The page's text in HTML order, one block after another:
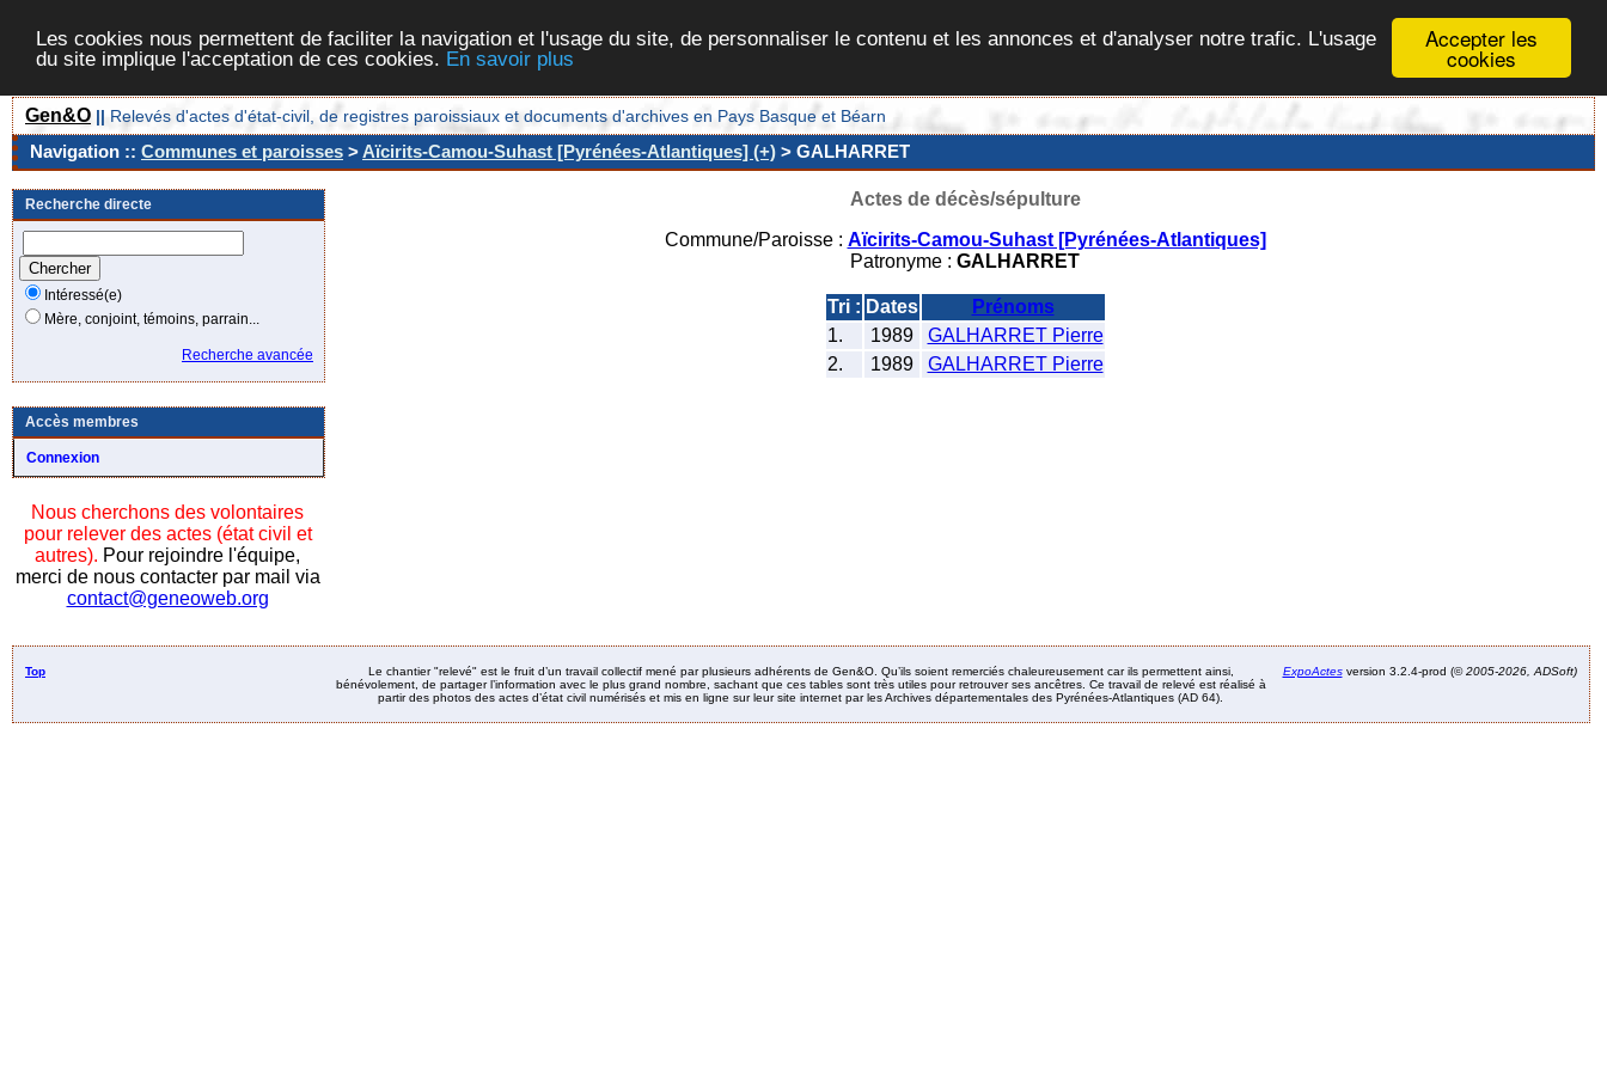
Accepter les
cookies
Les cookies nous permettent de faciliter la navigation et l'usage du site, de personnaliser le contenu et les annonces et d'analyser notre trafic. L'usage
du site implique l'acceptation de ces cookies. En savoir plus
Gen&O || Relevés d'actes d'état-civil, de registres paroissiaux et documents d'archives en Pays Basque et Béarn
Navigation :: Communes et paroisses >Aïcirits-Camou-Suhast [Pyrénées-Atlantiques] (+) > GALHARRET
Recherche directe
Intéressé(e)
Mère, conjoint, témoins, parrain...
Recherche avancée
Accès membres
Connexion
Nous cherchons des volontaires
pour relever des actes (état civil et
autres). Pour rejoindre l'équipe,
merci de nous contacter par mail via
contact@geneoweb.org
Actes de décès/sépulture
Commune/Paroisse : Aïcirits-Camou-Suhast [Pyrénées-Atlantiques]
Patronyme : GALHARRET
Tri : Dates
Prénoms
1.
1989
GALHARRET Pierre
2.
1989 GALHARRET Pierre
Top
Le chantier "relevé" est le fruit d’un travail collectif mené par plusieurs adhérents de Gen&O. Qu’ils soient remerciés chaleureusement car ils permettent ainsi,
bénévolement, de partager l’information avec le plus grand nombre, sachant que ces tables sont très utiles pour retrouver ses ancêtres. Ce travail de relevé est réalisé à
partir des photos des actes d’état civil numérisés et mis en ligne sur leur site internet par les Archives départementales des Pyrénées-Atlantiques (AD 64).
ExpoActesversion 3.2.4-prod (©2005-2026, ADSoft)